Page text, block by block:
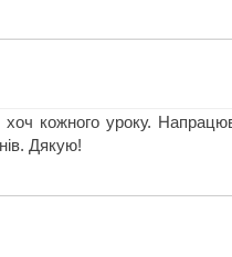
хоч кожного уроку.
Дякую!